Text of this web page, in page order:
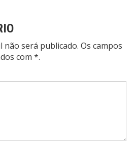
não será publicado. Os campos
com *.